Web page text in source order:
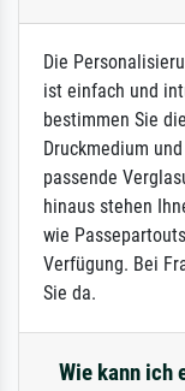
Die
ist einfach und
bestimmen Sie
Druckmedium
passende
hinaus stehen
wie
Verfügung. Bei
Sie da.
Wie kann ich